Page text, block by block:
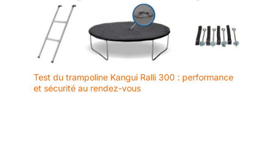
sommeil : profond, léger, REM
(mouvements oculaires rapides)
et moments d'éveil. Cette
montre femme connectée innove
également avec un
enregistrement de l'humeur
niveau de stress (Relaxé,
Test du trampoline Kangui Ralli 300 : performance
et sécurité au rendez-vous